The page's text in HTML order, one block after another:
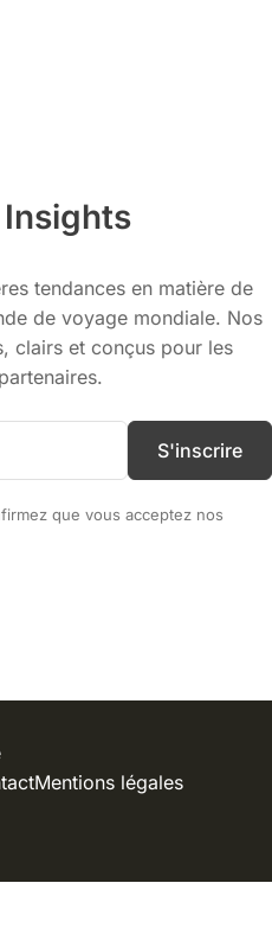
tendances en matière de
de voyage mondiale. Nos
clairs et conçus pour les
S'inscrire
que vous acceptez nos
Mentions légales